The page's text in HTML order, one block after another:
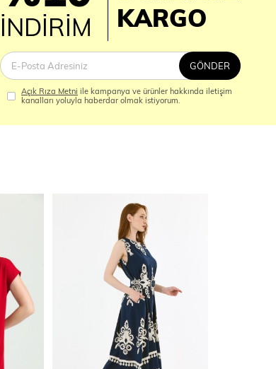
İNDİRİM
KARGO
GÖNDER
Açık Rıza Metni ile kampanya ve ürünler hakkında iletişim
kanalları yoluyla haberdar olmak istiyorum.